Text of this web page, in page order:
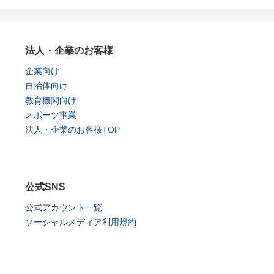
法人・企業のお客様
企業向け
自治体向け
教育機関向け
スポーツ事業
法人・企業のお客様TOP
公式SNS
公式アカウント一覧
ソーシャルメディア利用規約